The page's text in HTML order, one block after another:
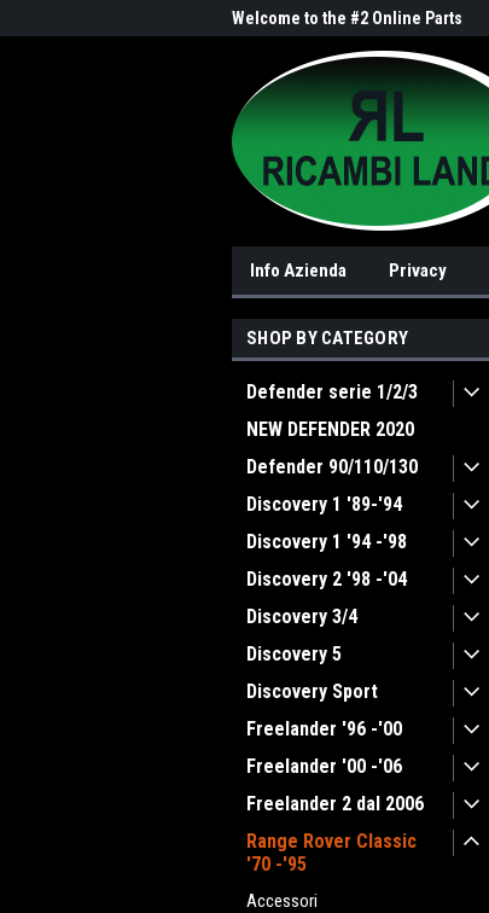
Welcome to the #2 Online Parts
Info Azienda Privacy
SHOP BY CATEGORY
Defender serie 1/2/3
NEW DEFENDER 2020
Defender 90/110/130
Discovery 1 '89-'94
Discovery 1 '94 -'98
Discovery 2 '98 -'04
Discovery 3/4
Discovery 5
Discovery Sport
Freelander '96 -'00
Freelander '00 -'06
Freelander 2 dal 2006
Range Rover Classic
'70 -'95
Accessori